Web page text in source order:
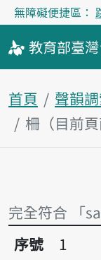
無障礙便捷區：
教育部臺
首頁 聲韻
柵（目前頁
完全符合 「
序號1柵
序號
1